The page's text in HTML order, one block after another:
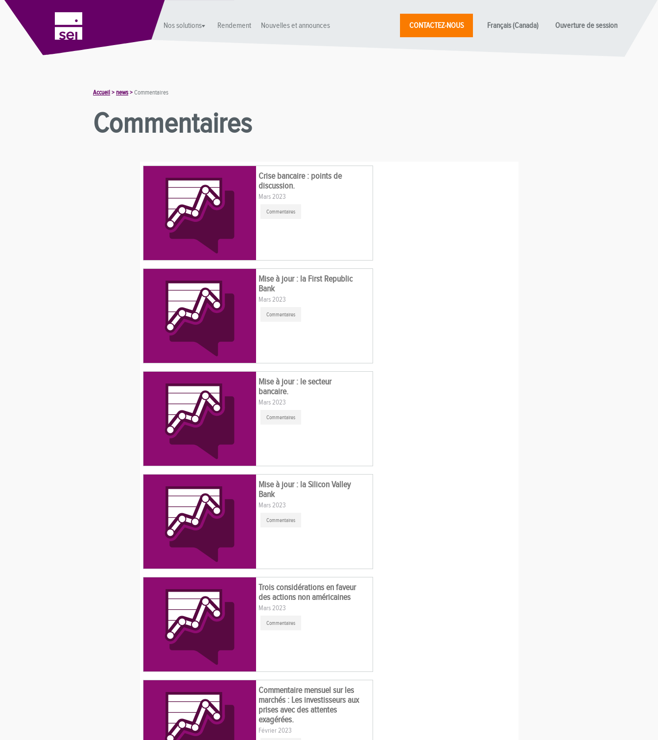
Nos solutions Rendement Nouvelles et announces CONTACTEZ-NOUS Français (Canada) Ouverture de session
Accueil>news>Commentaires
Commentaires
Crise bancaire : points de
discussion.
Mars 2023
Commentaires
Mise à jour : la First Republic
Bank
Mars 2023
Commentaires
Mise à jour : le secteur
bancaire.
Mars 2023
Commentaires
Mise à jour : la Silicon Valley
Bank
Mars 2023
Commentaires
Trois considérations en faveur
des actions non américaines
Mars 2023
Commentaires
Commentaire mensuel sur les
marchés : Les investisseurs aux
prises avec des attentes
exagérées.
Février 2023